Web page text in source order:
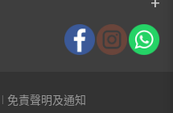
免責聲明及通知